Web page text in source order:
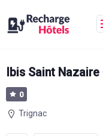
au
contenu
Ibis Saint
0
Trignac